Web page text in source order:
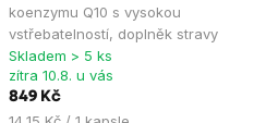
koenzymu Q10 s vysokou
vstřebatelností, doplněk stravy
4,9
z
5
hvězdiček.
Skladem > 5 ks
zítra 10.8. u vás
849 Kč